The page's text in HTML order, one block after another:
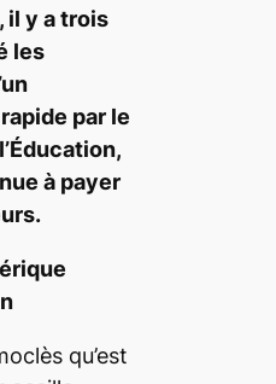
y a trois
les
par le
à payer
qu’est